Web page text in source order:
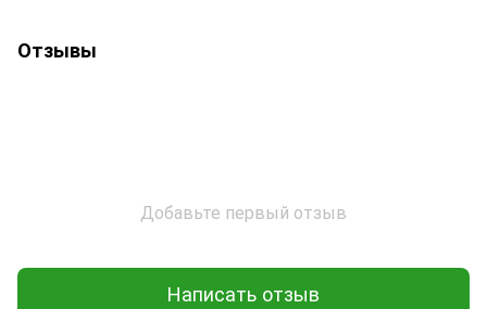
Отзывы
Добавьте первый отзыв
Написать отзыв